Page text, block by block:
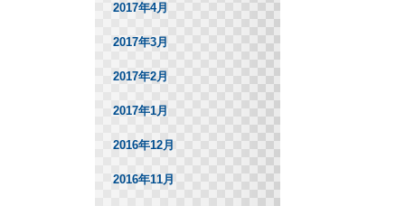
2017年4月
2017年3月
2017年2月
2017年1月
2016年12月
2016年11月